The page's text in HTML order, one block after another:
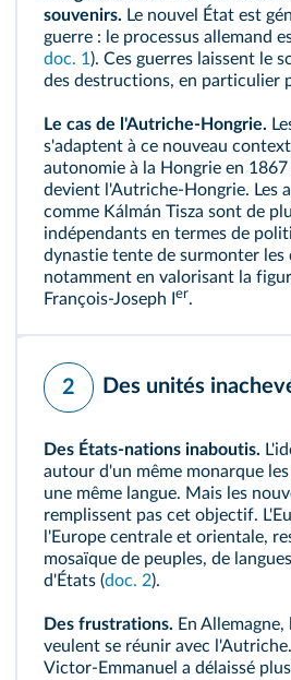
souvenirs. Le nouvel État est
guerre : le processus allemand
doc. 1). Ces guerres laissent le
des destructions, en particulier
Le cas de l'Autriche‑Hongrie.
s'adaptent à ce nouveau
autonomie à la Hongrie en
devient l'Autriche‑Hongrie. Les
comme Kálmán Tisza sont de
indépendants en termes de
dynastie tente de surmonter les
notamment en valorisant la
François‑Joseph I er.
2 Des unités
Des États-nations inaboutis.
autour d'un même monarque
une même langue. Mais les
remplissent pas cet objectif.
l'Europe centrale et orientale,
mosaïque de peuples, de
d'États (doc. 2).
Des frustrations. En Allemagne,
veulent se réunir avec
Victor‑Emmanuel a délaissé